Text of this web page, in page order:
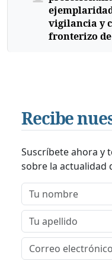
vigilancia y
fronterizo
Recibe
Suscríbete ahora y
sobre la actualidad